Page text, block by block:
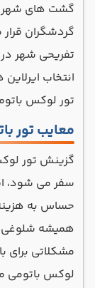
گشت های شهری
گردشگران قرار
تفریحی شهر
انتخاب
تور لوکس
معایب تور
گزینش تور
سفر می شود،
حساس به
همیشه شلوغی
مشکلاتی برای
لوکس باتومی